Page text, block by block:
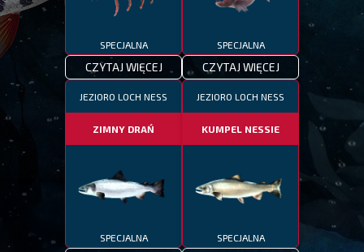
SPECJALNA
CZYTAJ WIĘCEJ
SPECJALNA
CZYTAJ WIĘCEJ
JEZIORO LOCH NESS
ZIMNY DRAŃ
SPECJALNA
JEZIORO LOCH NESS
KUMPEL NESSIE
SPECJALNA